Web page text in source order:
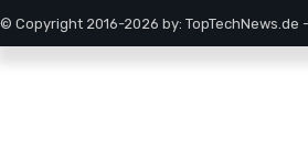
© Copyright 2016-2026 by: TopTechNews.de -